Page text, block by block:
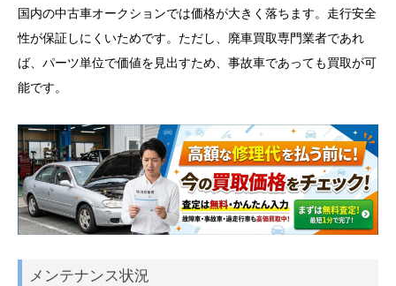
国内の中古車オークションでは価格が大きく落ちます。走行安全
性が保証しにくいためです。ただし、廃車買取専門業者であれ
ば、パーツ単位で価値を見出すため、事故車であっても買取が可
能です。
メンテナンス状況